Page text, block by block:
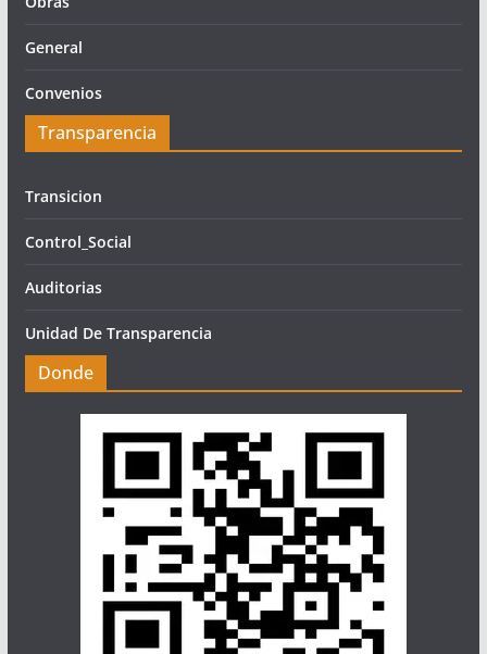
General
Convenios
Transparencia
Transicion
Control_Social
Auditorias
Unidad De Transparencia
Donde